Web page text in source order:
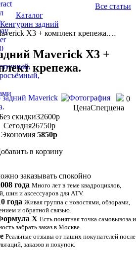
Все статьи
Каталог
Кенгурин задний
X3 + комплект крепежа.…
Maverick X3 +
крепежа.
0
ЦенаСпеццена
скидки32600p
Сегодня26750p
Экономия 5850p
в корзину
заказывать спокойно
года Много лет в теме квадроциклов,
шин и аксессуаров для ATV.
года Живая группа с новостями, обзорами,
и обратной связью.
Х Есть понятная точка самовывоза и
забрать заказ в Москве.
Реальные отзывы от наших покупателей после
заказов и покупок.